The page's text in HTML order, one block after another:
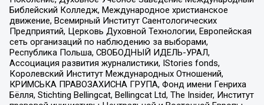
Библейский Колледж, Международное христианское
движение, Всемирный Институт Саентологических
Предприятий, Церковь Духовной Технологии, Европейская
сеть организаций по наблюдению за выборами,
Республика Польша, СВОБОДНЫЙ ИДЕЛЬ-УРАЛ,
Ассоциация развития журналистики, IStories fonds,
Королевский Институт Международных Отношений,
КРИМСЬКА ПРАВОЗАХИСНА ГРУПА, Фонд имени Генриха
Бёлля, Stichting Bellingcat, Bellingcat Ltd, The Insider, Институт